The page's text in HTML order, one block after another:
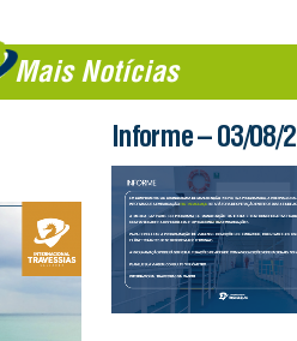
Mais Notícias
Informe – 03/08/